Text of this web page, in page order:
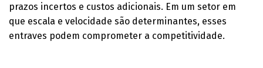
prazos incertos e custos adicionais. Em um setor em
que escala e velocidade são determinantes, esses
entraves podem comprometer a competitividade.